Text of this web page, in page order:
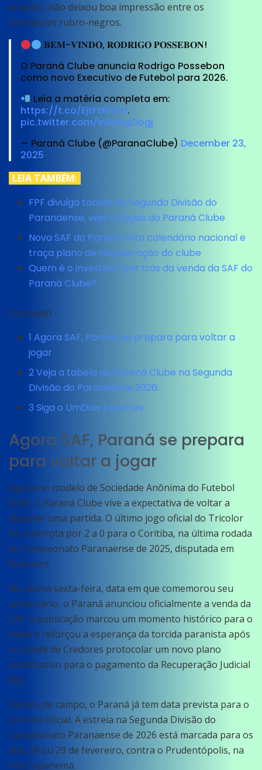
entanto, não deixou boa impressão entre os
torcedores rubro-negros.
𝐁𝐄𝐌-𝐕𝐈𝐍𝐃𝐎, 𝐑𝐎𝐃𝐑𝐈𝐆𝐎 𝐏𝐎𝐒𝐒𝐄𝐁𝐎𝐍!
O Paraná Clube anuncia Rodrigo Possebon
como novo Executivo de Futebol para 2026.
Leia a matéria completa em:
https://t.co/EjtFzRHXff.
pic.twitter.com/lnBwzgOogj
— Paraná Clube (@ParanaClube) December 23,
2025
LEIA TAMBÉM:
FPF divulga tabela da Segunda Divisão do
Paranaense; veja os jogos do Paraná Clube
Nova SAF do Paraná mira calendário nacional e
traça plano de recuperação do clube
Quem é o investidor por trás da venda da SAF do
Paraná Clube?
Conteúdo
1 Agora SAF, Paraná se prepara para voltar a
jogar
2Veja a tabela do Paraná Clube na Segunda
Divisão do Paranaense 2026:
3 Siga o UmDois Esportes
Agora SAF, Paraná se prepara
para voltar a jogar
Agora no modelo de Sociedade Anônima do Futebol
(SAF), o Paraná Clube vive a expectativa de voltar a
disputar uma partida. O último jogo oficial do Tricolor
foi a derrota por 2 a 0 para o Coritiba, na última rodada
do Campeonato Paranaense de 2025, disputada em
fevereiro.
Na última sexta-feira, data em que comemorou seu
aniversário, o Paraná anunciou oficialmente a venda da
SAF. A publicação marcou um momento histórico para o
clube e reforçou a esperança da torcida paranista após
o Comitê de Credores protocolar um novo plano
modificativo para o pagamento da Recuperação Judicial
(RJ).
Dentro de campo, o Paraná já tem data prevista para o
retorno oficial. A estreia na Segunda Divisão do
Campeonato Paranaense de 2026 está marcada para os
dias 28 ou 29 de fevereiro, contra o Prudentópolis, na
Vila Capanema.